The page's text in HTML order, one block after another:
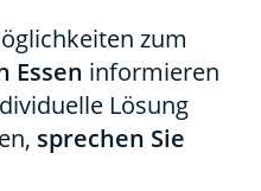
zum
Essen infor­mie­ren
Lösung
spre­chen Sie